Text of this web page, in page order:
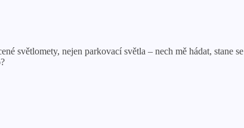
světlomety, nejen parkovací světla – nech mě hádat, stane